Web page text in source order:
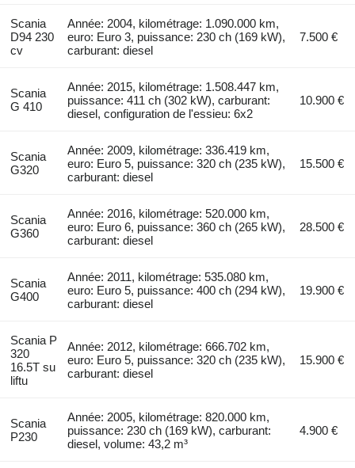
Scania
D94 230
cv
Année: 2004, kilométrage: 1.090.000 km,
euro: Euro 3, puissance: 230 ch (169 kW),
carburant: diesel
7.500 €
Scania
G 410
Année: 2015, kilométrage: 1.508.447 km,
puissance: 411 ch (302 kW), carburant:
diesel, configuration de l'essieu: 6x2
10.900 €
Scania
G320
Année: 2009, kilométrage: 336.419 km,
euro: Euro 5, puissance: 320 ch (235 kW),
carburant: diesel
15.500 €
Scania
G360
Année: 2016, kilométrage: 520.000 km,
euro: Euro 6, puissance: 360 ch (265 kW),
carburant: diesel
28.500 €
Scania
G400
Année: 2011, kilométrage: 535.080 km,
euro: Euro 5, puissance: 400 ch (294 kW),
carburant: diesel
19.900 €
Scania P
320
16.5T su
liftu
Année: 2012, kilométrage: 666.702 km,
euro: Euro 5, puissance: 320 ch (235 kW),
carburant: diesel
15.900 €
Scania
P230
Année: 2005, kilométrage: 820.000 km,
puissance: 230 ch (169 kW), carburant:
diesel, volume: 43,2 m³
4.900 €